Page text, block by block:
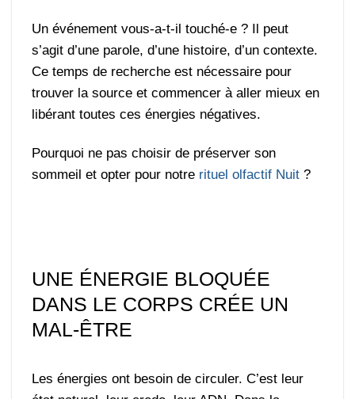
Un événement vous-a-t-il touché-e ? Il peut
s’agit d’une parole, d’une histoire, d’un contexte.
Ce temps de recherche est nécessaire pour
trouver la source et commencer à aller mieux en
libérant toutes ces énergies négatives.
Pourquoi ne pas choisir de préserver son
sommeil et opter pour notre rituel olfactif Nuit ?
UNE ÉNERGIE BLOQUÉE
DANS LE CORPS CRÉE UN
MAL-ÊTRE
Les énergies ont besoin de circuler. C’est leur